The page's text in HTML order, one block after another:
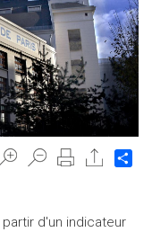
d'un indicateur